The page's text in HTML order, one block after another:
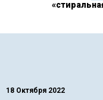
18 Октября 2022